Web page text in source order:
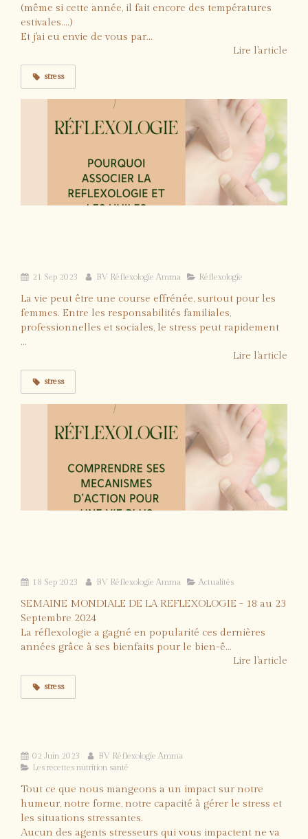
(même si cette année, il fait encore des températures
estivales....)
Et j'ai eu envie de vous par...
Lire l'article
stress
21 Sep 2023 BV Réflexologie Amma Réflexologie
La vie peut être une course effrénée, surtout pour les
femmes. Entre les responsabilités familiales,
professionnelles et sociales, le stress peut rapidement
...
Lire l'article
stress
18 Sep 2023 BV Réflexologie Amma Actualités
SEMAINE MONDIALE DE LA REFLEXOLOGIE - 18 au 23
Septembre 2024
La réflexologie a gagné en popularité ces dernières
années grâce à ses bienfaits pour le bien-ê...
Lire l'article
stress
02 Juin 2023
BV Réflexologie Amma
Les recettes nutrition santé
Tout ce que nous mangeons a un impact sur notre
humeur, notre forme, notre capacité à gérer le stress et
les situations stressantes.
Aucun des agents stresseurs qui vous impactent ne va